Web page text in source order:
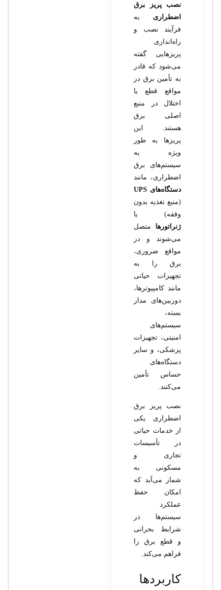
نصب پریز برق
اضطراری به
فرآیند نصب و
راه‌اندازی
پریزهایی گفته
می‌شود که قادر
به تأمین برق در
مواقع قطع یا
اختلال در منبع
اصلی برق
هستند. این
پریزها به طور
ویژه به
سیستم‌های برق
اضطراری، مانند
دستگاه‌های UPS
(منبع تغذیه بدون
وقفه) یا
ژنراتورها متصل
می‌شوند و در
مواقع ضروری،
برق را به
تجهیزات حیاتی
مانند کامپیوترها،
دوربین‌های مدار
بسته،
سیستم‌های
امنیتی، تجهیزات
پزشکی، و سایر
دستگاه‌های
حساس تأمین
می‌کنند.
نصب پریز برق
اضطراری یکی
از خدمات حیاتی
در تأسیسات
تجاری و
مسکونی به
شمار می‌آید که
امکان حفظ
عملکرد
سیستم‌ها در
شرایط بحرانی
و قطع برق را
فراهم می‌کند.
کاربردها